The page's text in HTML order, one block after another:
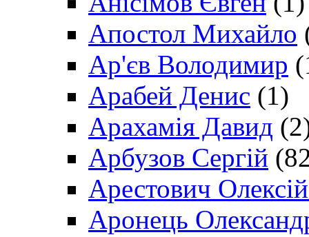
Апостол Михайло
Ар'єв Володимир
Арабей Денис (1)
Арахамія Давид
Арбузов Сергій
Арестович
Аронець